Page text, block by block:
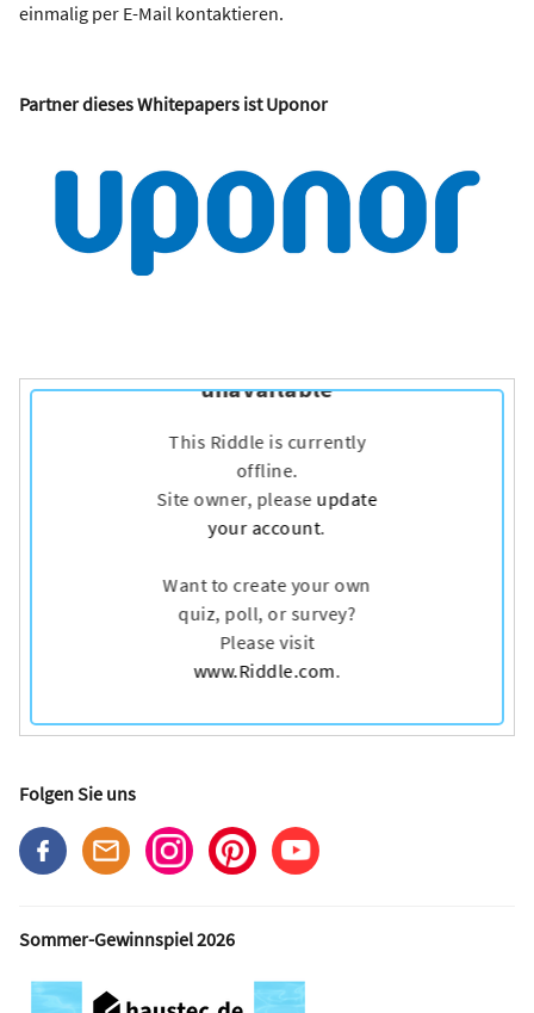
einmalig per E-Mail kontaktieren.
Partner dieses Whitepapers ist Uponor
Folgen Sie uns
Sommer-Gewinnspiel 2026